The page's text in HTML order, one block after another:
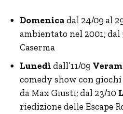
Domenica dal 24/09 al
ambientato nel 2001; dal
Caserma
Lunedì dall’11/09
comedy show con
da Max Giusti; dal 23/10
riedizione delle Escape